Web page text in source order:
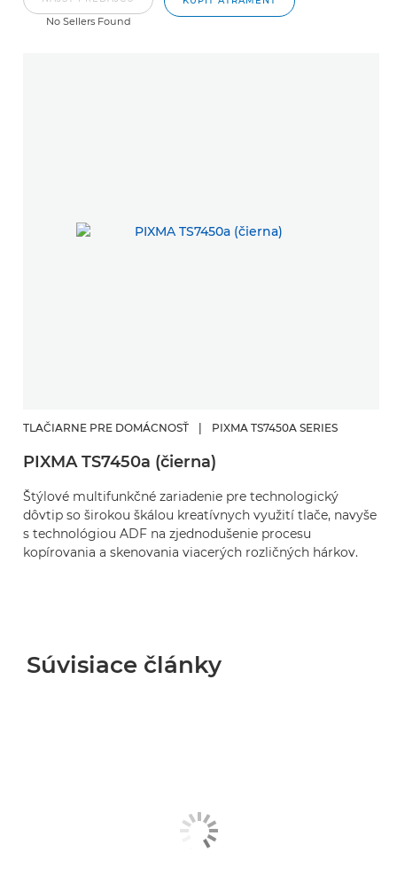
No Sellers Found
TLAČIARNE PRE DOMÁCNOSŤ PIXMA TS7450A SERIES
PIXMA TS7450a (čierna)
Štýlové multifunkčné zariadenie pre technologický
dôvtip so širokou škálou kreatívnych využití tlače, navyše
s technológiou ADF na zjednodušenie procesu
kopírovania a skenovania viacerých rozličných hárkov.
Súvisiace články